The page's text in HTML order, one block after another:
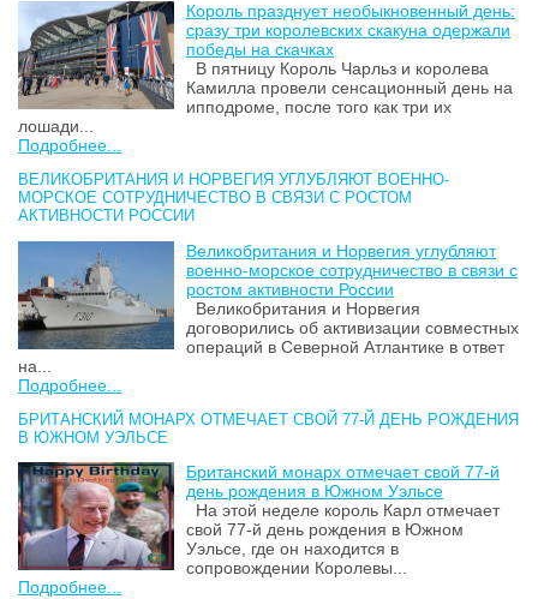
Король празднует необыкновенный день:
сразу три королевских скакуна одержали
победы на скачках
В пятницу Король Чарльз и королева
Камилла провели сенсационный день на
ипподроме, после того как три их
лошади...
Подробнее...
ВЕЛИКОБРИТАНИЯ И НОРВЕГИЯ УГЛУБЛЯЮТ ВОЕННО-
МОРСКОЕ СОТРУДНИЧЕСТВО В СВЯЗИ С РОСТОМ
АКТИВНОСТИ РОССИИ
Великобритания и Норвегия углубляют
военно-морское сотрудничество в связи с
ростом активности России
Великобритания и Норвегия
договорились об активизации совместных
операций в Северной Атлантике в ответ
на...
Подробнее...
БРИТАНСКИЙ МОНАРХ ОТМЕЧАЕТ СВОЙ 77-Й ДЕНЬ РОЖДЕНИЯ
В ЮЖНОМ УЭЛЬСЕ
Британский монарх отмечает свой 77-й
день рождения в Южном Уэльсе
На этой неделе король Карл отмечает
свой 77-й день рождения в Южном
Уэльсе, где он находится в
сопровождении Королевы...
Подробнее...